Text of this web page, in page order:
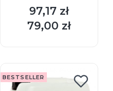
Cena
97,17 zł
Cena
79,00 zł
DO KOSZYKA
BESTSELLER